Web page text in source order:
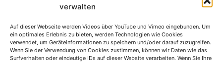
verwalten
Auf dieser Webseite werden Videos über YouTube und Vimeo eingebunden. Um
ein optimales Erlebnis zu bieten, werden Technologien wie Cookies
verwendet, um Geräteinformationen zu speichern und/oder darauf zuzugreifen.
Wenn Sie der Verwendung von Cookies zustimmen, können wir Daten wie das
Surfverhalten oder eindeutige IDs auf dieser Website verarbeiten. Wenn Sie Ihre
Uraufführung „Kohlenstaub und
Bühnennebel“ von Akın Emanuel Şipal
Premiere 30.10.2021